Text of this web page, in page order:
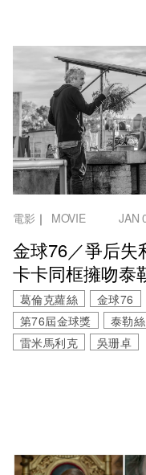
電影 ｜ MOVIE JAN
金球76／爭后
卡卡同框擁吻泰
葛倫克蘿絲 金球76
第76屆金球獎
泰勒絲
雷米馬利克
吳珊卓